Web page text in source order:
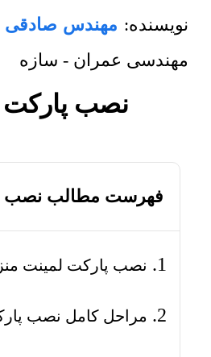
نویسنده: مهندس صادقی
مهندسی عمران - سازه
نصب پارکت
فهرست مطالب نصب
نصب پارکت لمینت
مراحل کامل نصب